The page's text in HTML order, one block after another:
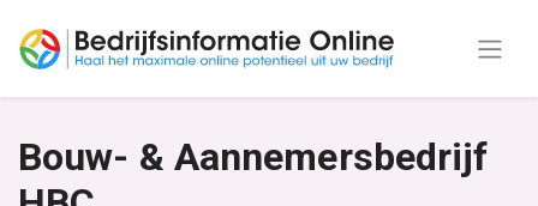
Bouw- & Aannemersbedrijf